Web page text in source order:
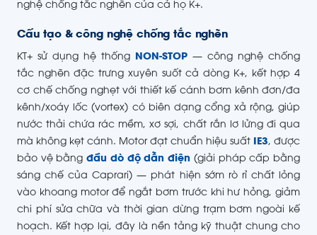
nghệ chống tắc nghẽn của cả họ K+.
Cấu tạo & công nghệ chống tắc nghẽn
KT+ sử dụng hệ thống NON-STOP — công nghệ chống
tắc nghẽn đặc trưng xuyên suốt cả dòng K+, kết hợp 4
cơ chế chống nghẹt với thiết kế cánh bơm kênh đơn/đa
kênh/xoáy lốc (vortex) có biên dạng cổng xả rộng, giúp
nước thải chứa rác mềm, xơ sợi, chất rắn lơ lửng đi qua
mà không kẹt cánh. Motor đạt chuẩn hiệu suất IE3, được
bảo vệ bằngđầu dò độ dẫn điện (giải pháp cấp bằng
sáng chế của Caprari) — phát hiện sớm rò rỉ chất lỏng
vào khoang motor để ngắt bơm trước khi hư hỏng, giảm
chi phí sửa chữa và thời gian dừng trạm bơm ngoài kế
hoạch. Kết hợp lại, đây là nền tảng kỹ thuật chung cho